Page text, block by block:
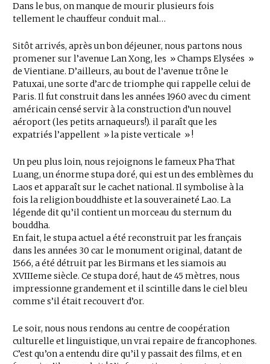
Dans le bus, on manque de mourir plusieurs fois
tellement le chauffeur conduit mal…
Sitôt arrivés, après un bon déjeuner, nous partons nous
promener sur l’avenue Lan Xong, les » Champs Elysées »
de Vientiane. D’ailleurs, au bout de l’avenue trône le
Patuxai, une sorte d’arc de triomphe qui rappelle celui de
Paris. Il fut construit dans les années 1960 avec du ciment
américain censé servir à la construction d’un nouvel
aéroport (les petits arnaqueurs!). il paraît que les
expatriés l’appellent » la piste verticale » !
Un peu plus loin, nous rejoignons le fameux Pha That
Luang, un énorme stupa doré, qui est un des emblèmes du
Laos et apparaît sur le cachet national. Il symbolise à la
fois la religion bouddhiste et la souveraineté Lao. La
légende dit qu’il contient un morceau du sternum du
bouddha.
En fait, le stupa actuel a été reconstruit par les français
dans les années 30 car le monument original, datant de
1566, a été détruit par les Birmans et les siamois au
XVIIIeme siècle. Ce stupa doré, haut de 45 mètres, nous
impressionne grandement et il scintille dans le ciel bleu
comme s’il était recouvert d’or.
Le soir, nous nous rendons au centre de coopération
culturelle et linguistique, un vrai repaire de francophones.
C’est qu’on a entendu dire qu’il y passait des films, et en